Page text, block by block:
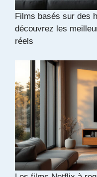
Films basés sur des
découvrez les
réels